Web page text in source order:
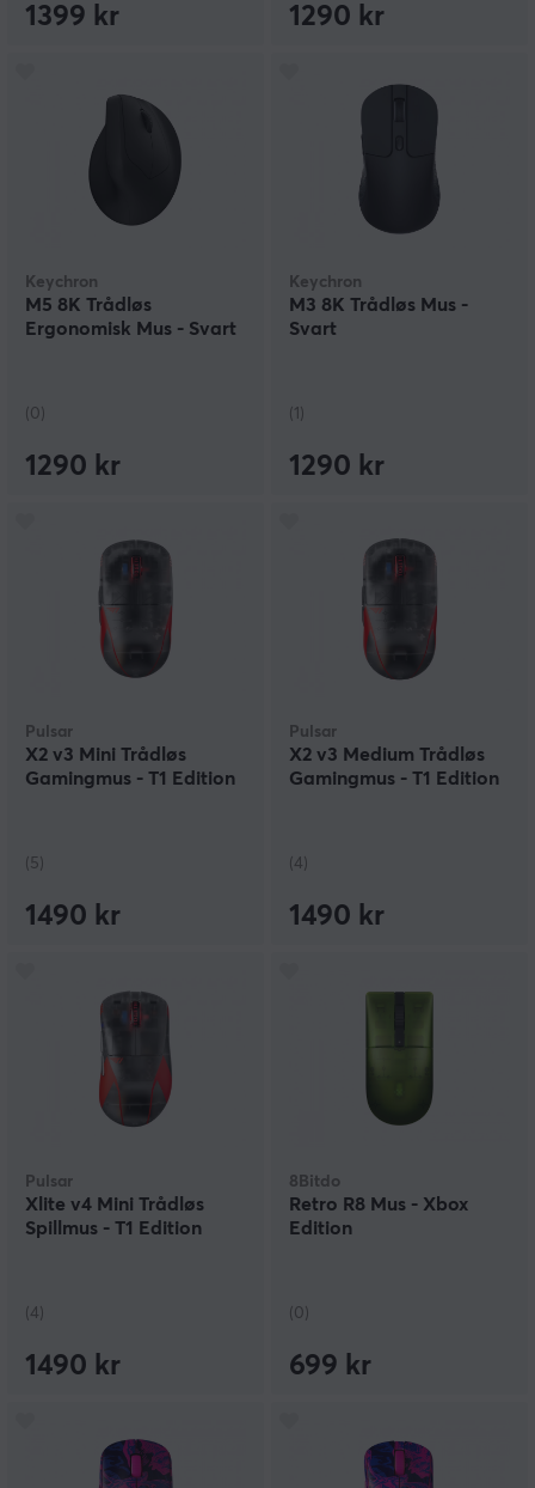
1399 kr 1290 kr
Keychron
M5 8K Trådløs
Ergonomisk Mus - Svart
(0)
1290 kr
Keychron
M3 8K Trådløs Mus -
Svart
(1)
1290 kr
Pulsar
X2 v3 Mini Trådløs
Gamingmus - T1 Edition
(5)
1490 kr
Pulsar
X2 v3 Medium Trådløs
Gamingmus - T1 Edition
(4)
1490 kr
Pulsar
Xlite v4 Mini Trådløs
Spillmus - T1 Edition
(4)
1490 kr
8Bitdo
Retro R8 Mus - Xbox
Edition
(0)
699 kr